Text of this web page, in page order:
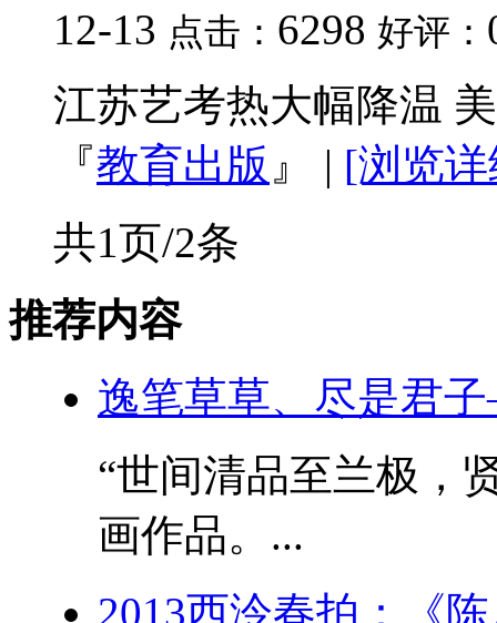
12-13 点击： 6298 好评：
江苏艺考热大幅降温
『教育出版 』 | [浏览
共1页/2条
推荐内容
逸笔草草、尽是君
“世间清品至兰极，
画作品。...
2013西泠春拍：《